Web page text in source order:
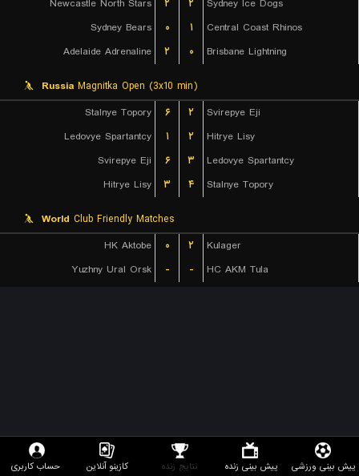
Newcastle North Stars
۲ ۲
Sydney Ice Dogs
Sydney Bears
۰ ۱
Central Coast Rhinos
Adelaide Adrenaline
۲ ۰ Brisbane Lightning
Russia Magnitka Open (3x10 min)
Stalnye Topory
۶ ۲
Svirepye Eji
Ledovye Spartantcy
۱ ۲
Hitrye Lisy
Svirepye Eji
۶ ۳
Ledovye Spartantcy
Hitrye Lisy
۳ ۴ Stalnye Topory
World Club Friendly Matches
HK Aktobe
۰ ۲
Kulager
Yuzhny Ural Orsk
- - HC AKM Tula
پیش بینی ورزشی پیش بینی زنده نتایج زنده کازینو آنلاین حساب کاربری